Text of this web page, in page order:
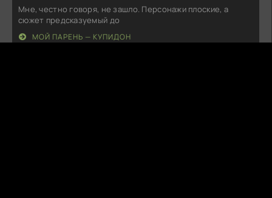
Мне, честно говоря, не зашло. Персонажи плоские, а
сюжет предсказуемый до
МОЙ ПАРЕНЬ — КУПИДОН